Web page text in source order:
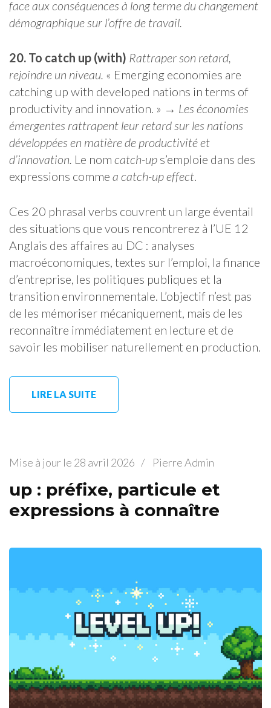
face aux conséquences à long terme du changement
démographique sur l’offre de travail.
20. To catch up (with) Rattraper son retard,
rejoindre un niveau. « Emerging economies are
catching up with developed nations in terms of
productivity and innovation. » → Les économies
émergentes rattrapent leur retard sur les nations
développées en matière de productivité et
d’innovation. Le nom catch-up s’emploie dans des
expressions comme a catch-up effect
Ces 20 phrasal verbs couvrent un large éventail
des situations que vous rencontrerez à l’UE 12
Anglais des affaires au DC : analyses
macroéconomiques, textes sur l’emploi, la finance
d’entreprise, les politiques publiques et la
transition environnementale. L’objectif n’est pas
de les mémoriser mécaniquement, mais de les
reconnaître immédiatement en lecture et de
savoir les mobiliser naturellement en production.
LIRE LA SUITE
Mise à jour le 28 avril 2026 / Pierre Admin
up : préfixe, particule et
expressions à connaître